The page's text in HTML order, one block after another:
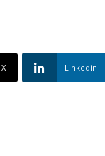
X Linkedin